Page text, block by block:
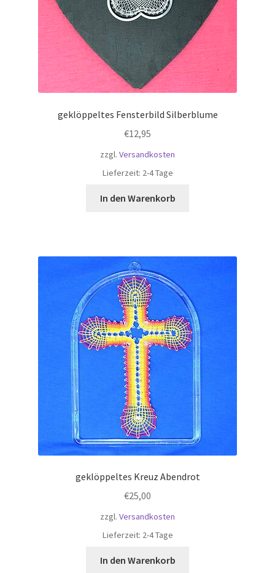
geklöppeltes Fensterbild Silberblume
€12,95
zzgl. Versandkosten
Lieferzeit: 2-4 Tage
In den Warenkorb
geklöppeltes Kreuz Abendrot
€25,00
zzgl. Versandkosten
Lieferzeit: 2-4 Tage
In den Warenkorb